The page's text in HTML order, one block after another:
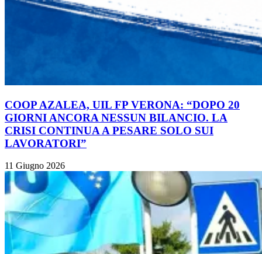
COOP AZALEA, UIL FP VERONA: “DOPO 20
GIORNI ANCORA NESSUN BILANCIO. LA
CRISI CONTINUA A PESARE SOLO SUI
LAVORATORI”
11 Giugno 2026